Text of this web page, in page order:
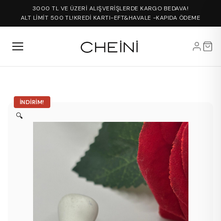
3000 TL VE ÜZERİ ALIŞVERİŞLERDE KARGO BEDAVA!
ALT LİMİT 500 TL!KREDİ KARTI-EFT&HAVALE -KAPIDA ÖDEME
İNDIRIM!
🔍